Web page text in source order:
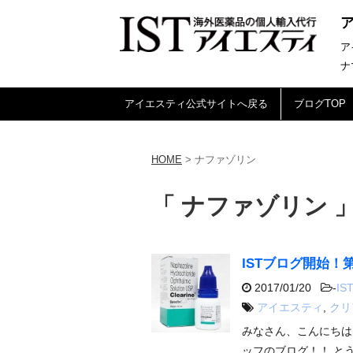
ナ
アイエスティ公式サイトへ戻る ブログTOP
HOME > ナファゾリン
「 ナファゾリン
ISTブログ開始！
2017/01/20 -IST,
アイエスティ
ク
みなさん、こんにち